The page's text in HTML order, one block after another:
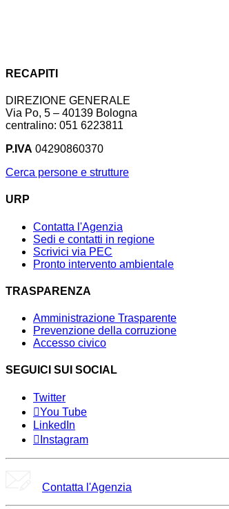
RECAPITI
DIREZIONE GENERALE
Via Po, 5 – 40139 Bologna
centralino: 051 6223811
P.IVA 04290860370
Cerca persone e strutture
URP
Contatta l'Agenzia
Sedi e contatti in regione
Scrivici via PEC
Pronto intervento ambientale
TRASPARENZA
Amministrazione Trasparente
Prevenzione della corruzione
Accesso civico
SEGUICI SUI SOCIAL
Twitter
You Tube
LinkedIn
Instagram
Contatta l'Agenzia